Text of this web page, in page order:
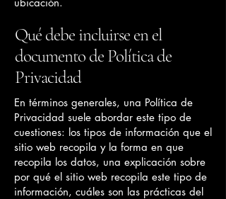
Qué debe incluirse en el
documento de Política de
Privacidad
En términos generales, una Política de
Privacidad suele abordar este tipo de
cuestiones: los tipos de información que el
sitio web recopila y la forma en que
recopila los datos, una explicación sobre
por qué el sitio web recopila este tipo de
información, cuáles son las prácticas del